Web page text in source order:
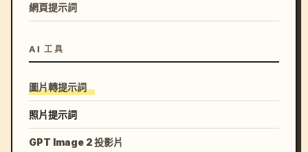
網頁提示詞
AI 工具
圖片轉提示詞
照片提示詞
GPT Image 2 投影片